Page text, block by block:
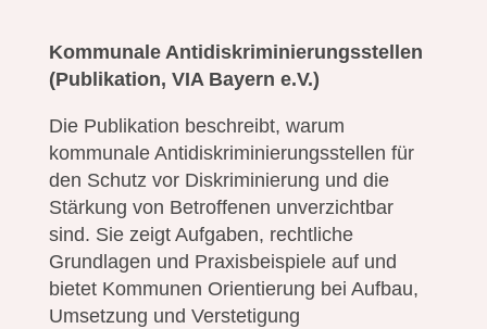
Kommunale Antidiskriminierungsstellen
(Publikation, VIA Bayern e.V.)
Die Publikation beschreibt, warum
kommunale Antidiskriminierungsstellen für
den Schutz vor Diskriminierung und die
Stärkung von Betroffenen unverzichtbar
sind. Sie zeigt Aufgaben, rechtliche
Grundlagen und Praxisbeispiele auf und
bietet Kommunen Orientierung bei Aufbau,
Umsetzung und Verstetigung